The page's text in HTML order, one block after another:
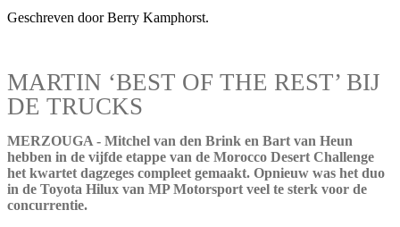
Geschreven door Berry Kamphorst.
MARTIN ‘BEST OF THE REST’ BIJ
DE TRUCKS
MERZOUGA - Mitchel van den Brink en Bart van Heun
hebben in de vijfde etappe van de Morocco Desert Challenge
het kwartet dagzeges compleet gemaakt. Opnieuw was het duo
in de Toyota Hilux van MP Motorsport veel te sterk voor de
concurrentie.